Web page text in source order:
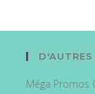
D'AUTRES
Méga Promos